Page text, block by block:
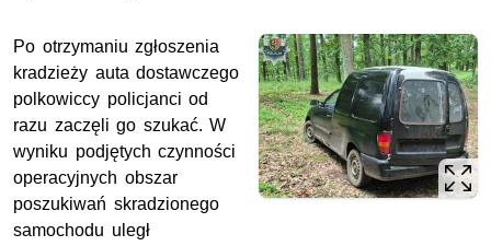
Po otrzymaniu zgłoszenia
kradzieży auta dostawczego
polkowiccy policjanci od
razu zaczęli go szukać. W
wyniku podjętych czynności
operacyjnych obszar
poszukiwań skradzionego
samochodu uległ